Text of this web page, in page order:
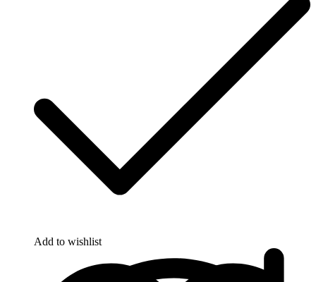
Add to wishlist